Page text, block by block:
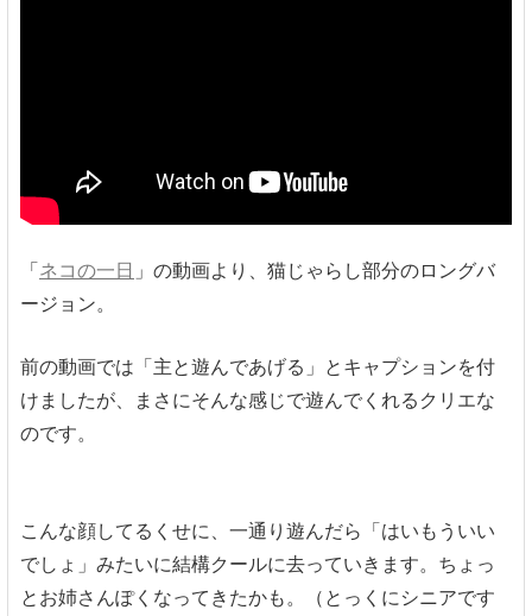
「ネコの一日 」の動画より、猫じゃらし部分のロングバ
ージョン。
前の動画では「主と遊んであげる」とキャプションを付
けましたが、まさにそんな感じで遊んでくれるクリエな
のです。
こんな顔してるくせに、一通り遊んだら「はいもういい
でしょ」みたいに結構クールに去っていきます。ちょっ
とお姉さんぽくなってきたかも。（とっくにシニアです